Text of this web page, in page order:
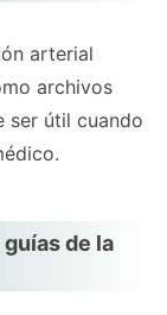
arterial
archivos
ser útil cuando
de la